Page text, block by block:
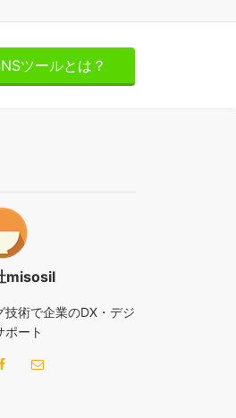
ツールとは？
misosil
術で企業のDX・デジ
ポート